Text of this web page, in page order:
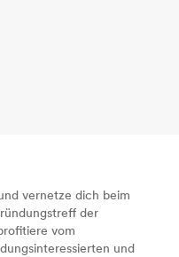
vernetze dich beim
der
vom
und